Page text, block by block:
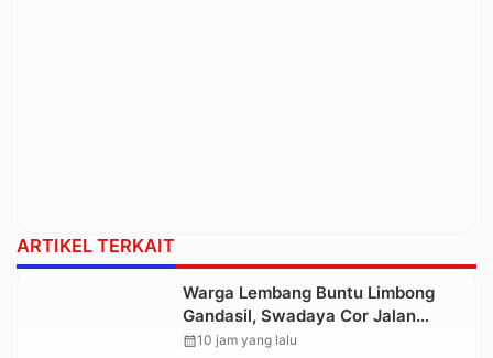
ARTIKEL TERKAIT
Warga Lembang Buntu Limbong
Gandasil, Swadaya Cor Jalan
Sepanjang 500 Meter
calendar_month10 jam yang lalu